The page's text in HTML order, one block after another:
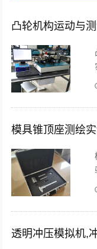
凸轮机构运动与
模具锥顶座测绘
透明冲压模拟机,